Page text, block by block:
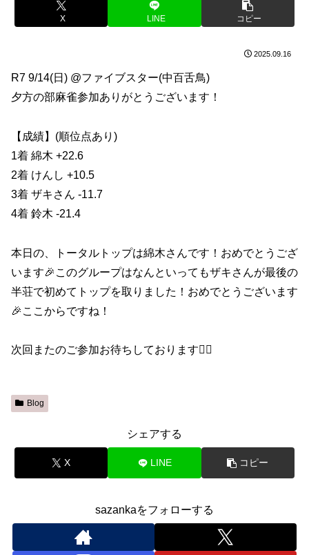
X LINE コピー
2025.09.16
R7 9/14(日) @ファイブスター(中百舌鳥)
夕方の部麻雀参加ありがとうございます！
【成績】(順位点あり)
1着 綿木 +22.6
2着 けんし +10.5
3着 ザキさん -11.7
4着 鈴木 -21.4
本日の、トータルトップは綿木さんです！おめでとうござ
います🎉このグループはなんといってもザキさんが最後の
半荘で初めてトップを取りました！おめでとうございます
🎉ここからですね！
次回またのご参加お待ちしております🙇‍♀️
Blog
シェアする
X LINE コピー
sazankaをフォローする